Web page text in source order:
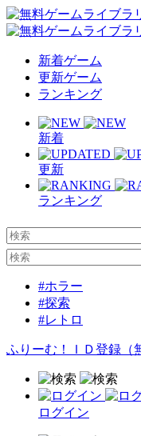
新着ゲーム
更新ゲーム
ランキング
新着
更新
ランキング
#ホラー
#探索
#レトロ
ふりーむ！ＩＤ登録（
ログイン